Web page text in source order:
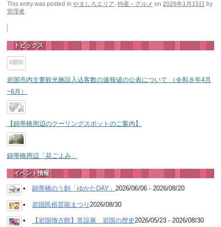
This entry was posted in やましろエリア, 特産・グルメ on 2026年1月15日 by
管理者.
トピックス
岩国市内主要観光施設入込客数の速報値の公表について （令和８年4月
~6月）
【錦帯橋周辺のクーリングスポットのご案内】
錦帯橋周辺「花ごよみ」
イベント情報
錦帯橋のう飼「ゆかたDAY」 2026/06/06 - 2026/08/20
岩国民俗芸能まつり 2026/08/30
【岩国徴古館】常設展 岩国の歴史2026/05/23 - 2026/08/30